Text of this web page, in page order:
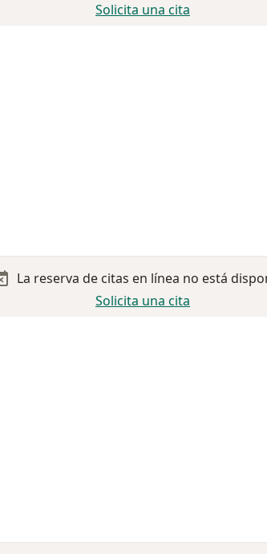
Solicita una cita
La reserva de citas en línea no está
Solicita una cita